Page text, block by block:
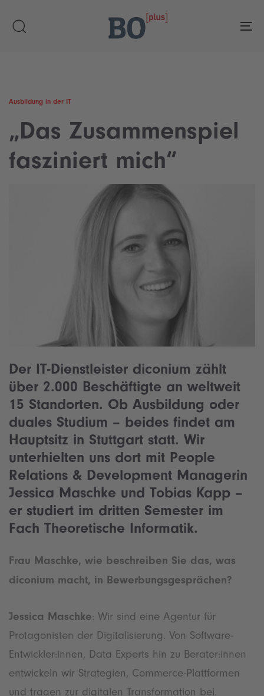
links
content
Ausbildung in der IT
„Das Zusammenspiel
fasziniert mich“
Der IT-Dienstleister diconium zählt
über 2.000 Beschäftigte an weltweit
15 Standorten. Ob Ausbildung oder
duales Studium – beides findet am
Hauptsitz in Stuttgart statt. Wir
unterhielten uns dort mit People
Relations & Development Managerin
Jessica Maschke und Tobias Kapp –
er studiert im dritten Semester im
Fach Theoretische Informatik.
Frau Maschke, wie beschreiben Sie das, was
diconium macht, in Bewerbungsgesprächen?
Jessica Maschke: Wir sind eine Agentur für
Protagonisten der Digitalisierung. Von Software-
Entwickler:innen, Data Experts hin zu Berater:innen
entwickeln wir Strategien, Commerce-Plattformen
und tragen zur digitalen Transformation bei.